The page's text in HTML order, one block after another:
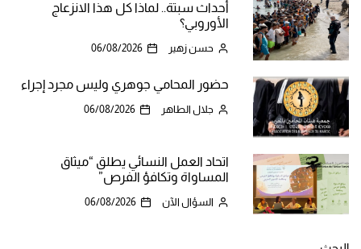
أحداث سبتة.. لماذا كل هذا الانزعاج
الأوروبي؟
حسن زهير 06/08/2026
حضور المحامي جوهري وليس مجرد إجراء
جلال الطاهر 06/08/2026
اتحاد العمل النسائي يطلق “ميثاق
المساواة وتكافؤ الفرص”
السؤال الآن 06/08/2026